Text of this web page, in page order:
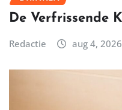
De Verfrissende
Redactie aug 4, 2026